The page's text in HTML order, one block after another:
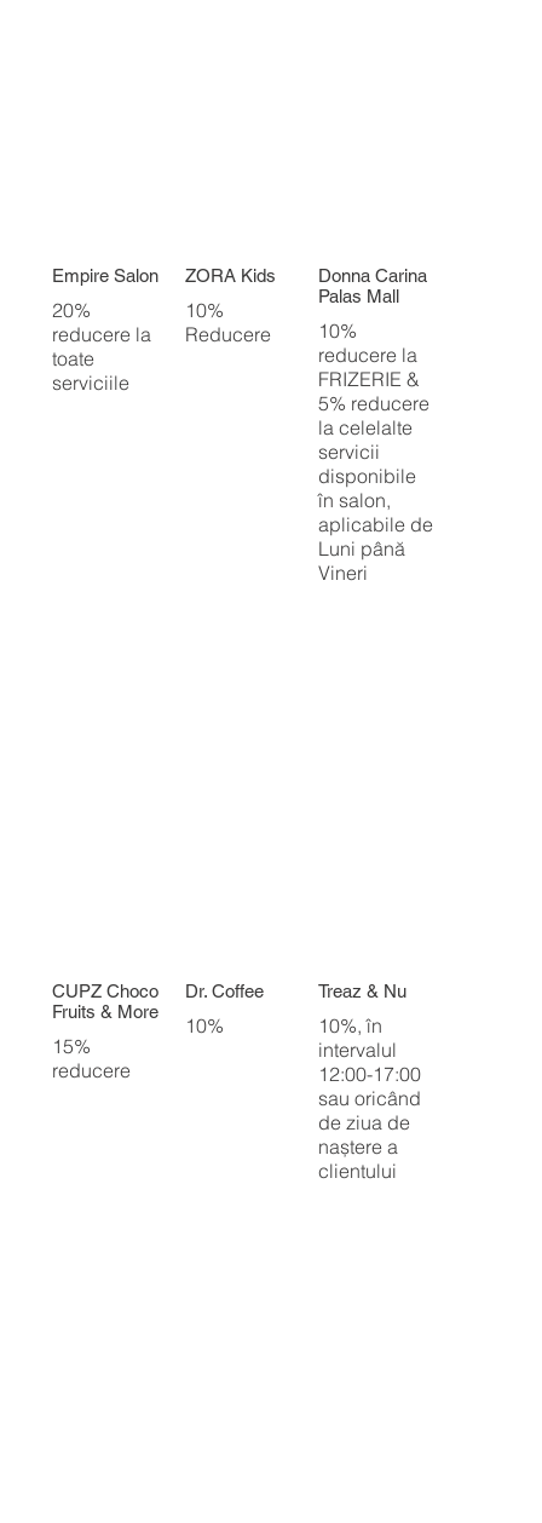
Empire Salon
20%
reducere la
toate
serviciile
ZORA Kids
10%
Reducere
Donna Carina
Palas Mall
10%
reducere la
FRIZERIE &
5% reducere
la celelalte
servicii
disponibile
în salon,
aplicabile de
Luni până
Vineri
CUPZ Choco
Fruits & More
15%
reducere
Dr. Coffee
10%
Treaz & Nu
10%, în
intervalul
12:00-17:00
sau oricând
de ziua de
naștere a
clientului